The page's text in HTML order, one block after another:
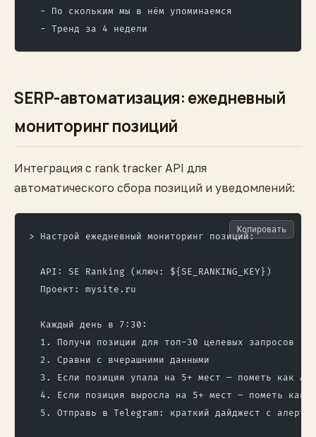
  - По скольким мы в нём упоминаемся
  - Тренд за 4 недели
SERP-автоматизация: ежедневный
мониторинг позиций
Интеграция с rank tracker API для
автоматического сбора позиций и уведомлений:
> Настрой ежедневный мониторинг позиций:
  API: SE Ranking (ключ: ${SE_RANKING_KEY})
  Проект: mysite.ru
  Каждый день в 7:30:
  1. Получи позиции для топ-30 целевых запросов
  2. Сравни с вчерашними данными
3. Если позиция упала на 5+ мест — пометь как
4. Если позиция выросла на 5+ мест — пометь как
5. Отправь в Telegram: краткий дайджест с
Копировать